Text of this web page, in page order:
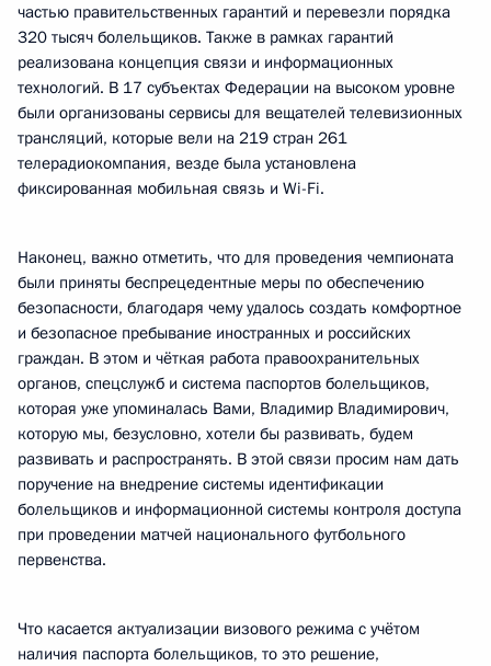
частью правительственных гарантий и перевезли порядка
320 тысяч болельщиков. Также в рамках гарантий
реализована концепция связи и информационных
технологий. В 17 субъектах Федерации на высоком уровне
были организованы сервисы для вещателей телевизионных
трансляций, которые вели на 219 стран 261
телерадиокомпания, везде была установлена
фиксированная мобильная связь и Wi-Fi.
Наконец, важно отметить, что для проведения чемпионата
были приняты беспрецедентные меры по обеспечению
безопасности, благодаря чему удалось создать комфортное
и безопасное пребывание иностранных и российских
граждан. В этом и чёткая работа правоохранительных
органов, спецслужб и система паспортов болельщиков,
которая уже упоминалась Вами, Владимир Владимирович,
которую мы, безусловно, хотели бы развивать, будем
развивать и распространять. В этой связи просим нам дать
поручение на внедрение системы идентификации
болельщиков и информационной системы контроля доступа
при проведении матчей национального футбольного
первенства.
Что касается актуализации визового режима с учётом
наличия паспорта болельщиков, то это решение,